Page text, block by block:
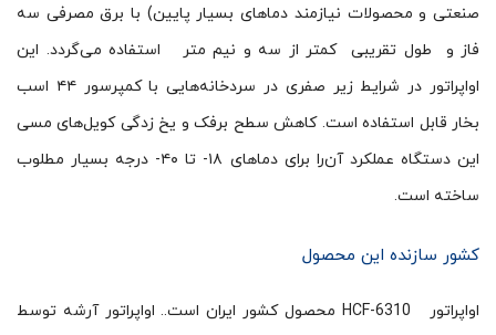
صنعتی و محصولات نیازمند دماهای بسیار پایین) با برق مصرفی سه
فاز و طول تقریبی کمتر از سه و نیم متر استفاده می‌گردد. این
اواپراتور در شرایط زیر صفری در سردخانه‌هایی با کمپرسور ۴۴ اسب
بخار قابل استفاده است. کاهش سطح برفک و یخ زدگی کویل‌های مسی
این دستگاه عملکرد آن‌را برای دماهای ۱۸- تا ۴۰- درجه بسیار مطلوب
ساخته است.
کشور سازنده این محصول
اواپراتور HCF-6310 محصول کشور ایران است.. اواپراتور آرشه توسط